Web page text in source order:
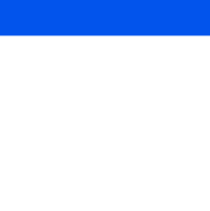
os dados na nuvem
em repouso ou em
movimentação de dados.
com CSPs.